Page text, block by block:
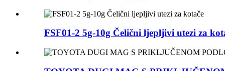
FSF01-2 5g-10g Čelični ljepljivi utezi za